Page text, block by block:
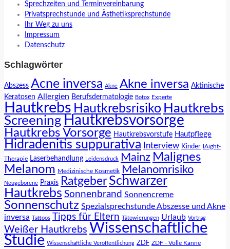
Sprechzeiten und Terminvereinbarung
Privatsprechstunde und Ästhetiksprechstunde
Ihr Weg zu uns
Impressum
Datenschutz
Schlagwörter
Abszess Acne inversa Akne Akne inversa Aktinische
Keratosen Allergien Berufsdermatologie Botox Experte
Hautkrebs Hautkrebsrisiko Hautkrebs
Screening Hautkrebsvorsorge
Hautkrebs Vorsorge Hautkrebsvorstufe Hautpflege
Hidradenitis suppurativa Interview Kinder lAight-
Therapie Laserbehandlung Leidensdruck Mainz Malignes
Melanom Medizinische Kosmetik Melanomrisiko
Neugeborene Praxis Ratgeber Schwarzer
Hautkrebs Sonnenbrand Sonnencreme
Sonnenschutz Spezialsprechstunde Abszesse und Akne
inversa
Tattoos Tipps für Eltern Tätowierungen Urlaub Vortrag
Weißer Hautkrebs Wissenschaftliche
Studie Wissenschaftliche Veröffentlichung ZDF ZDF - Volle Kanne